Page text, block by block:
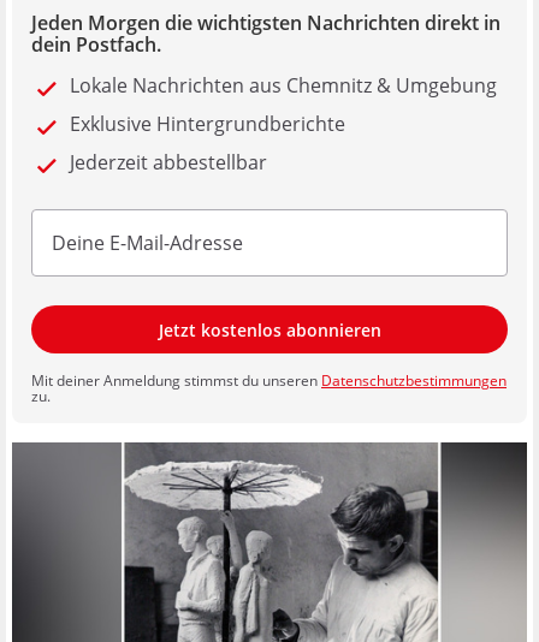
Jeden Morgen die wichtigsten Nachrichten direkt in
dein Postfach.
Lokale Nachrichten aus Chemnitz & Umgebung
Exklusive Hintergrundberichte
Jederzeit abbestellbar
Jetzt kostenlos abonnieren
Mit deiner Anmeldung stimmst du unseren Datenschutzbestimmungen
zu.